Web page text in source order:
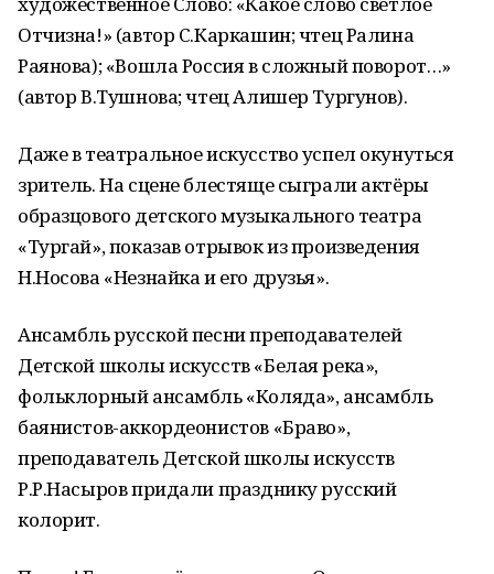
Отчизна!» (автор С.Каркашин; чтец Ралина
Раянова); «Вошла Россия в сложный поворот…»
(автор В.Тушнова; чтец Алишер Тургунов).
Даже в театральное искусство успел окунуться
зритель. На сцене блестяще сыграли актёры
образцового детского музыкального театра
«Тургай», показав отрывок из произведения
Н.Носова «Незнайка и его друзья».
Ансамбль русской песни преподавателей
Детской школы искусств «Белая река»,
фольклорный ансамбль «Коляда», ансамбль
баянистов-аккордеонистов «Браво»,
преподаватель Детской школы искусств
Р.Р.Насыров придали празднику русский
колорит.